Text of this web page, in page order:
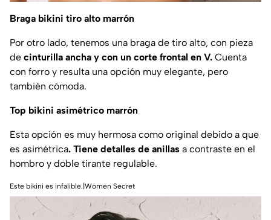
Braga bikini tiro alto marrón
Por otro lado, tenemos una braga de tiro alto, con pieza
de cinturilla ancha y con un corte frontal en V. Cuenta
con forro y resulta una opción muy elegante, pero
también cómoda.
Top bikini asimétrico marrón
Esta opción es muy hermosa como original debido a que
es asimétrica. Tiene detalles de anillas a contraste en el
hombro y doble tirante regulable.
Este bikini es infalible.|Women Secret